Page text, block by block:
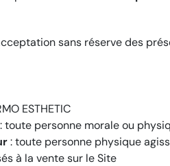
sans réserve des
ESTHETIC
: toute personne morale ou
: toute personne physique
à la vente sur le Site